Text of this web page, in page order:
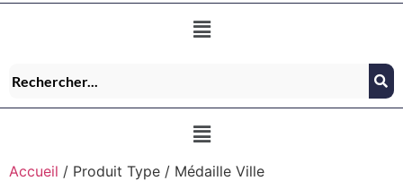
Accueil / Produit Type / Médaille Ville